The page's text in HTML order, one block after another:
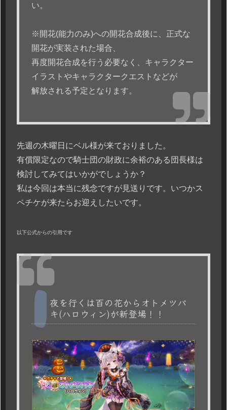
い。
※開花(能力のみ)への開花合成後に、正式な
開花が実装された場合、
再度開花合成を行う必要なく、キャラクター
イラストやキャラクタークエストなどが
解放される予定となります。
先週の木曜日にベル様が来ておりました。
有償限定なので騎士団の財政に余裕のある団長様は
検討してみてはいかがでしょうか？
私は今回は本当に残念ですが見送りです。いつかス
ペチケが来たらお迎えしたいです。
以下公式からの引用です
夜を行くは百の花からオトメツバ
キ(ハロウィン)が新登場！！